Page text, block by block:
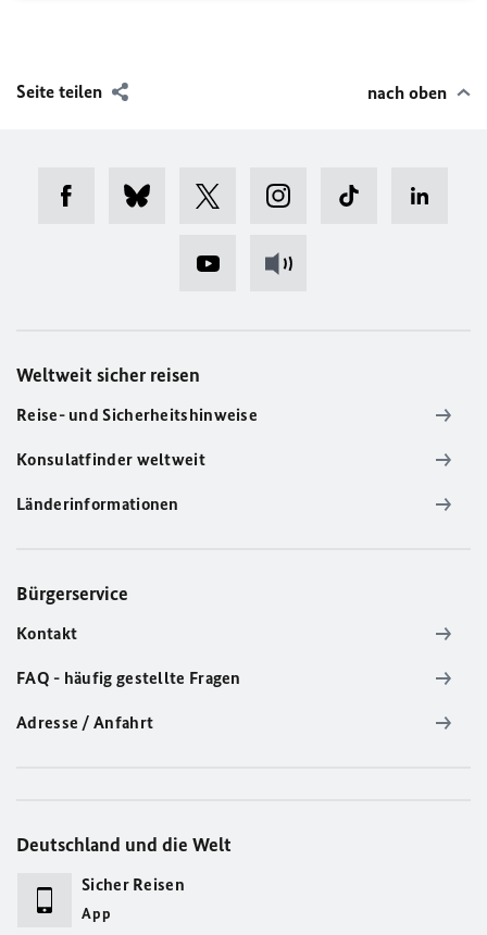
Seite teilen nach oben
Weltweit sicher reisen
Reise- und Sicherheitshinweise
Konsulatfinder weltweit
Länderinformationen
Bürgerservice
Kontakt
FAQ - häufig gestellte Fragen
Adresse / Anfahrt
Deutschland und die Welt
Sicher Reisen
App